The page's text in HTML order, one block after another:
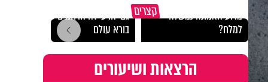
קצרים
מדוע האמונה נמשלה
למלח?
גם ׳הרע׳ זה הרחמים של
בורא עולם
הרצאות ושיעורים